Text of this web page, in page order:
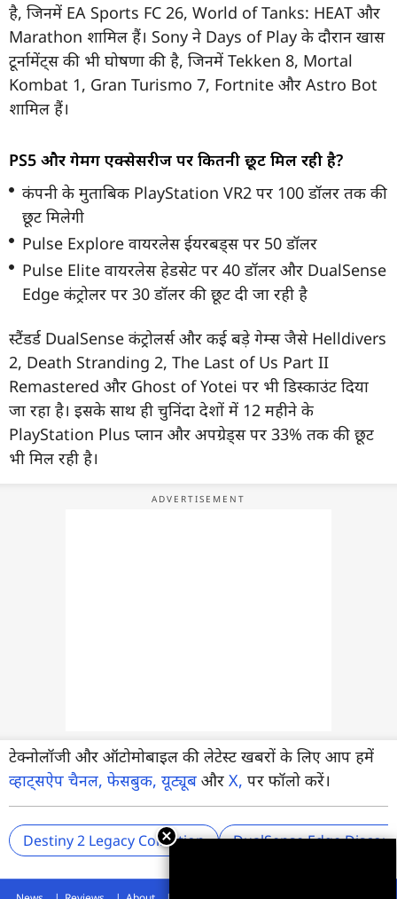
है, जिनमें EA Sports FC 26, World of Tanks: HEAT और
Marathon शामिल हैं। Sony ने Days of Play के दौरान खास
टूर्नामेंट्स की भी घोषणा की है, जिनमें Tekken 8, Mortal
Kombat 1, Gran Turismo 7, Fortnite और Astro Bot
शामिल हैं।
PS5 और गेमिंग एक्सेसरीज पर कितनी छूट मिल रही है?
कंपनी के मुताबिक PlayStation VR2 पर 100 डॉलर तक की
छूट मिलेगी
Pulse Explore वायरलेस ईयरबड्स पर 50 डॉलर
Pulse Elite वायरलेस हेडसेट पर 40 डॉलर और DualSense
Edge कंट्रोलर पर 30 डॉलर की छूट दी जा रही है
स्टैंडर्ड DualSense कंट्रोलर्स और कई बड़े गेम्स जैसे Helldivers
2, Death Stranding 2, The Last of Us Part II
Remastered और Ghost of Yotei पर भी डिस्काउंट दिया
जा रहा है। इसके साथ ही चुनिंदा देशों में 12 महीने के
PlayStation Plus प्लान और अपग्रेड्स पर 33% तक की छूट
भी मिल रही है।
टेक्नोलॉजी और ऑटोमोबाइल की लेटेस्ट खबरों के लिए आप हमें
व्हाट्सऐप चैनल, फेसबुक, यूट्यूब और X, पर फॉलो करें।
Destiny 2 Legacy Collection DualSense Edge